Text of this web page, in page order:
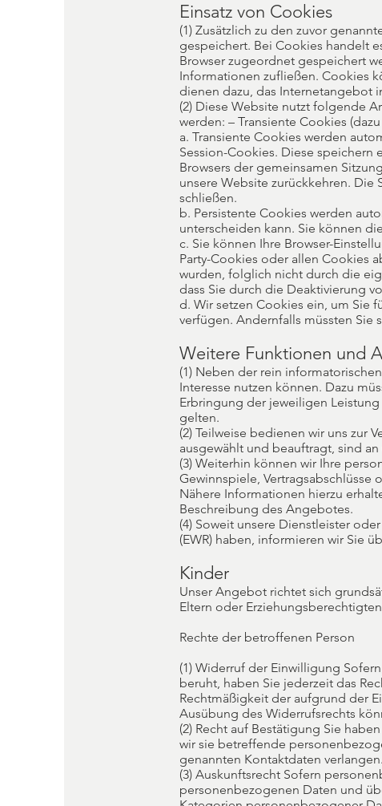
Einsatz von Cookies
(1) Zusätzlich zu den zuvor
gespeichert. Bei Cookies handelt
Browser zugeordnet gespeichert
Informationen zufließen. Cookies
dienen dazu, das Internetangebot
(2) Diese Website nutzt folgende
werden: – Transiente Cookies
a. Transiente Cookies werden
Session-Cookies. Diese speichern
Browsers der gemeinsamen
unsere Website zurückkehren.
schließen.
b. Persistente Cookies werden
unterscheiden kann. Sie können
c. Sie können Ihre Browser-
Party-Cookies oder allen Cookies
wurden, folglich nicht durch die
dass Sie durch die Deaktivierung
d. Wir setzen Cookies ein, um Sie
verfügen. Andernfalls müssten Sie
Weitere Funktionen und
(1) Neben der rein
Interesse nutzen können. Dazu
Erbringung der jeweiligen
gelten.
(2) Teilweise bedienen wir uns zur
ausgewählt und beauftragt, sind
(3) Weiterhin können wir Ihre
Gewinnspiele,
Nähere Informationen hierzu
Beschreibung des Angebotes.
(4) Soweit unsere Dienstleister
(EWR) haben, informieren wir Sie
Kinder
Unser Angebot richtet sich
Eltern oder
Rechte der betroffenen Person
(1) Widerruf der Einwilligung
beruht, haben Sie jederzeit das
Rechtmäßigkeit der aufgrund der
Ausübung des Widerrufsrechts
(2) Recht auf Bestätigung Sie
wir sie betreffende
genannten Kontaktdaten verlangen.
(3) Auskunftsrecht Sofern
personenbezogenen Daten und